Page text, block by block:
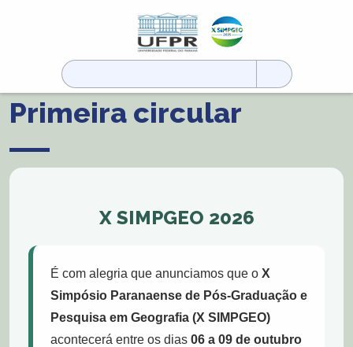
Pesquisar
por:
Primeira circular
X SIMPGEO 2026
É com alegria que anunciamos que o X
Simpósio Paranaense de Pós-Graduação e
Pesquisa em Geografia (X SIMPGEO)
acontecerá entre os dias 06 a 09 de outubro